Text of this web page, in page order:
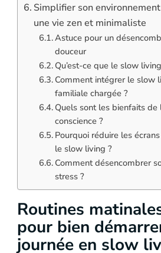
Simplifier son
une vie zen et minimaliste
Astuce pour un
douceur
Qu’est-ce que le slow
Comment intégrer le slow
familiale chargée ?
Quels sont les bienfaits de
conscience ?
Pourquoi réduire les
le slow living ?
Comment désencombrer
stress ?
Routines
pour bien
journée en slow